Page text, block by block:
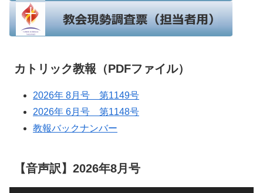
カトリック教報（PDFファイル）
2026年 8月号 第1149号
2026年 6月号 第1148号
教報バックナンバー
【音声訳】2026年8月号